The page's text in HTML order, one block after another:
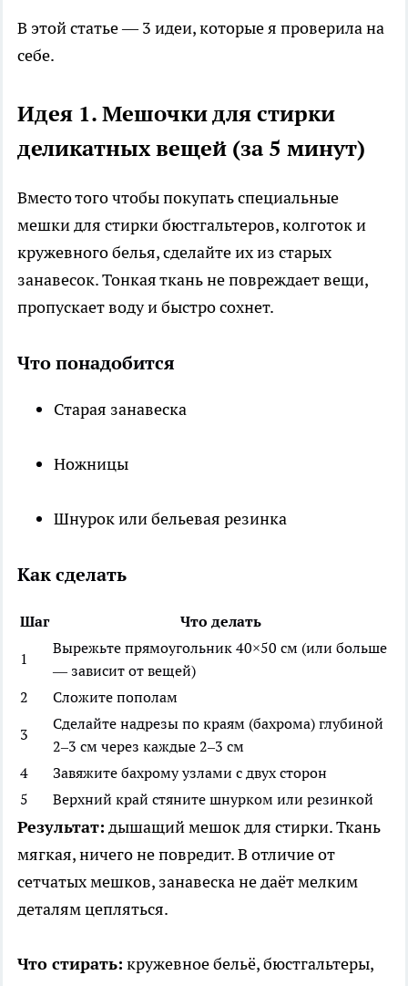
В этой статье — 3 идеи, которые я проверила на
себе.
Идея 1. Мешочки для стирки
деликатных вещей (за 5 минут)
Вместо того чтобы покупать специальные
мешки для стирки бюстгальтеров, колготок и
кружевного белья, сделайте их из старых
занавесок. Тонкая ткань не повреждает вещи,
пропускает воду и быстро сохнет.
Что понадобится
Старая занавеска
Ножницы
Шнурок или бельевая резинка
Как сделать
Шаг Что делать
1
Вырежьте прямоугольник 40×50 см (или больше
— зависит от вещей)
2
Сложите пополам
3
Сделайте надрезы по краям (бахрома) глубиной
2–3 см через каждые 2–3 см
4
Завяжите бахрому узлами с двух сторон
5
Верхний край стяните шнурком или резинкой
Результат: дышащий мешок для стирки. Ткань
мягкая, ничего не повредит. В отличие от
сетчатых мешков, занавеска не даёт мелким
деталям цепляться.
Что стирать: кружевное бельё, бюстгальтеры,